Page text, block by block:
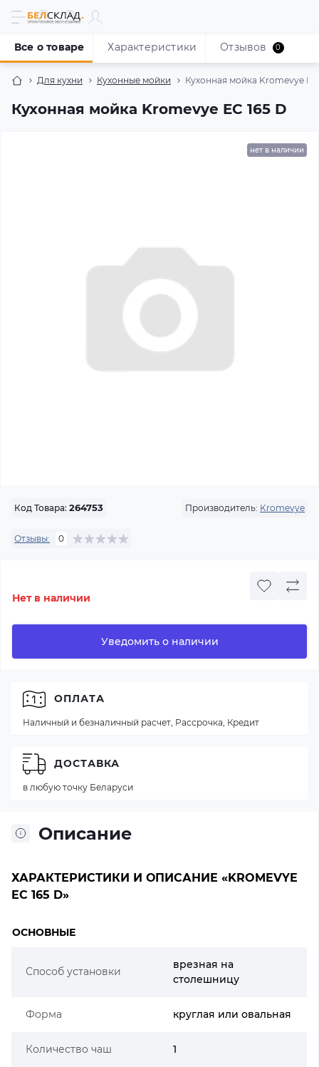
Для кухни Кухонные мойки Кухонная мойка Kromevye EC
Кухонная мойка Kromevye EC 165 D
Все о товаре Характеристики Отзывов 0
нет в наличии
Код Товара: 264753 Производитель: Kromevye
Отзывы: 0
Нет в наличии
Уведомить о наличии
Описание
ХАРАКТЕРИСТИКИ И ОПИСАНИЕ «KROMEVYE
EC 165 D»
ОСНОВНЫЕ
Способ установки
врезная на
столешницу
Форма круглая или овальная
Количество чаш 1
ОПЛАТА
Наличный и безналичный расчет, Рассрочка, Кредит
ДОСТАВКА
в любую точку Беларуси